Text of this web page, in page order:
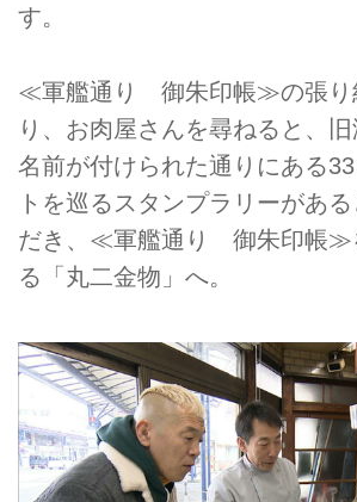
す。
≪軍艦通り 御朱印帳≫の張り
り、お肉屋さんを尋ねると、
名前が付けられた通りにある
トを巡るスタンプラリーがあ
だき、≪軍艦通り 御朱印帳≫
る「丸二金物」へ。